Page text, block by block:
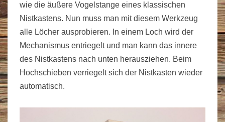
wie die äußere Vogelstange eines klassischen
Nistkastens. Nun muss man mit diesem Werkzeug
alle Löcher ausprobieren. In einem Loch wird der
Mechanismus entriegelt und man kann das innere
des Nistkastens nach unten herausziehen. Beim
Hochschieben verriegelt sich der Nistkasten wieder
automatisch.